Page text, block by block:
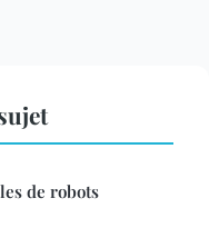
de robots